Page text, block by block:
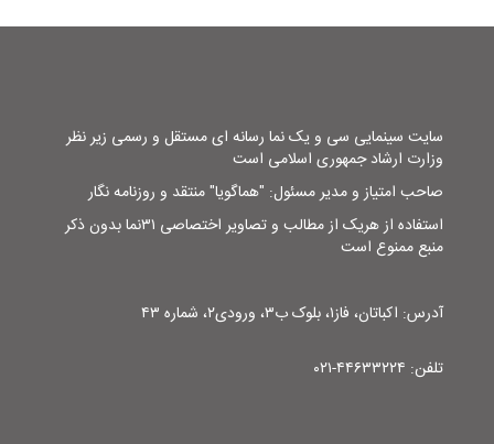
سایت سینمایی سی و یک نما رسانه ای مستقل و رسمی زیر نظر
وزارت ارشاد جمهوری اسلامی است
صاحب امتیاز و مدیر مسئول: "هماگویا" منتقد و روزنامه نگار
استفاده از هریک از مطالب و تصاویر اختصاصی ۳۱نما بدون ذکر
منبع ممنوع است
آدرس: اکباتان، فاز۱، بلوک ب۳، ورودی۲، شماره ۴۳
تلفن: ۴۴۶۳۳۲۲۴-۰۲۱